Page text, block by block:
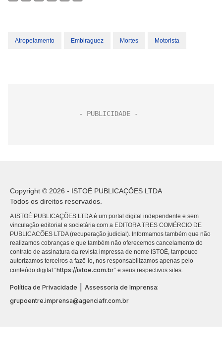
Atropelamento Embiraguez Mortes Motorista
Copyright © 2026 - ISTOÉ PUBLICAÇÕES LTDA
Todos os direitos reservados.
A ISTOÉ PUBLICAÇÕES LTDA é um portal digital independente e sem
vinculação editorial e societária com a EDITORA TRES COMÉRCIO DE
PUBLICACÕES LTDA (recuperação judicial). Informamos também que não
realizamos cobranças e que também não oferecemos cancelamento do
contrato de assinatura da revista impressa de nome ISTOÉ, tampouco
autorizamos terceiros a fazê-lo, nos responsabilizamos apenas pelo
conteúdo digital “https://istoe.com.br” e seus respectivos sites.
Política de Privacidade
Assessoria de Imprensa:
grupoentre.imprensa@agenciafr.com.br